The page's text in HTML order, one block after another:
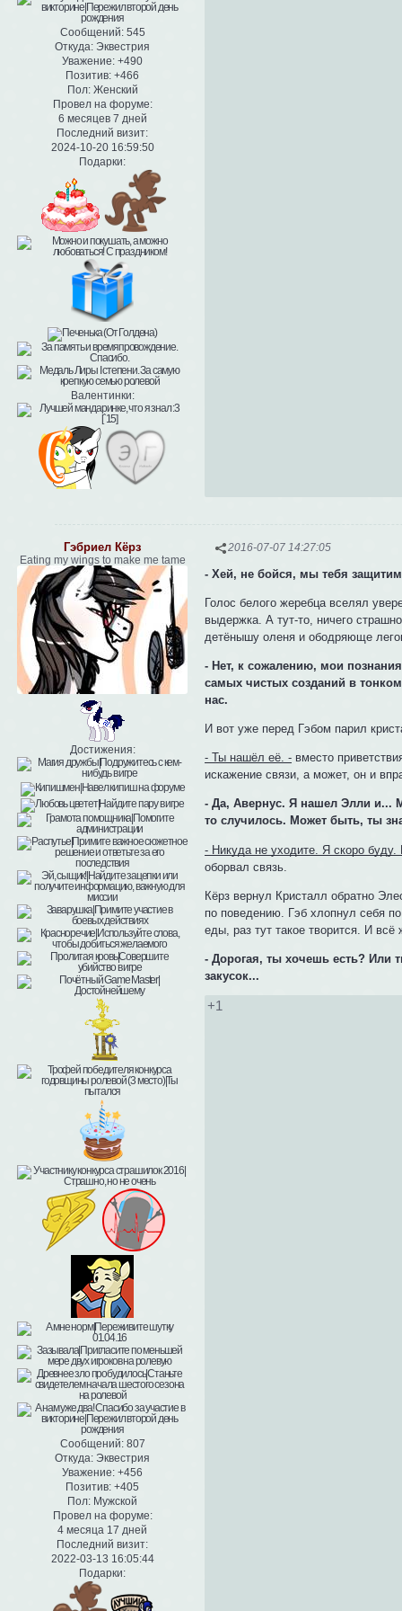
Сообщений:545
Откуда: Эквестрия
Уважение: +490
Позитив: +466
Пол:Женский
Провел на форуме:
6 месяцев 7 дней
Последний визит:
2024-10-20 16:59:50
Подарки:
Валентинки:
2016-07-07 14:27:05
Гэбриел Кёрз
Eating my wings to make me tame
Достижения:
Сообщений:807
Откуда: Эквестрия
Уважение: +456
Позитив: +405
Пол: Мужской
Провел на форуме:
4 месяца 17 дней
Последний визит:
2022-03-13 16:05:44
Подарки:
- Хей, не бойся, мы тебя
Голос белого жеребца вселял
выдержка. А тут-то, ничего
детёнышу оленя и ободряюще
- Нет, к сожалению, мои
самых чистых созданий в
нас.
И вот уже перед Гэбом парил
- Ты нашёл её. - вместо
искажение связи, а может, он и
- Да, Авернус. Я нашел Элли и...
то случилось. Может быть, ты
- Никуда не уходите. Я скоро
оборвал связь.
Кёрз вернул Кристалл обратно
по поведению. Гэб хлопнул себя
еды, раз тут такое творится. И
- Дорогая, ты хочешь есть? Или
закусок...
+1